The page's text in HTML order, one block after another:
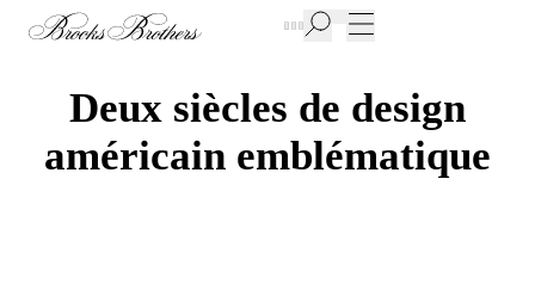
Neue Artikel im Sale | Bis zu 50% Rabatt
Deux siècles de design
américain emblématique